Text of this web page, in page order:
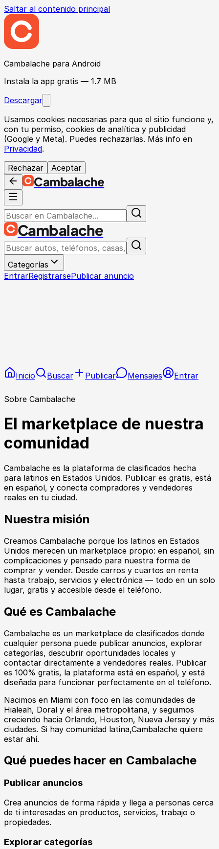
Saltar al contenido principal
Cambalache para Android
Instala la app gratis — 1.7 MB
Descargar
Usamos cookies necesarias para que el sitio funcione y,
con tu permiso, cookies de analítica y publicidad
(Google y Meta). Puedes rechazarlas. Más info en
Privacidad.
Rechazar
Aceptar
Cambalache
Cambalache
Categorías
EntrarRegistrarsePublicar anuncio
Inicio Buscar Publicar Mensajes Entrar
Sobre Cambalache
El marketplace de nuestra
comunidad
Cambalache es la plataforma de clasificados hecha
para latinos en Estados Unidos. Publicar es gratis, está
en español, y conecta compradores y vendedores
reales en tu ciudad.
Nuestra misión
Creamos Cambalache porque los latinos en Estados
Unidos merecen un marketplace propio: en español, sin
complicaciones y pensado para nuestra forma de
comprar y vender. Desde carros y cuartos en renta
hasta trabajo, servicios y electrónica — todo en un solo
lugar, gratis y accesible desde el teléfono.
Qué es Cambalache
Cambalache es un marketplace de clasificados donde
cualquier persona puede publicar anuncios, explorar
categorías, descubrir oportunidades locales y
contactar directamente a vendedores reales. Publicar
es 100% gratis, la plataforma está en español, y está
diseñada para funcionar perfectamente en el teléfono.
Nacimos en Miami con foco en las comunidades de
Hialeah, Doral y el área metropolitana, y seguimos
creciendo hacia Orlando, Houston, Nueva Jersey y más
ciudades. Si hay comunidad latina,Cambalache quiere
estar ahí.
Qué puedes hacer en Cambalache
Publicar anuncios
Crea anuncios de forma rápida y llega a personas cerca
de ti interesadas en productos, servicios, trabajo o
propiedades.
Explorar categorías